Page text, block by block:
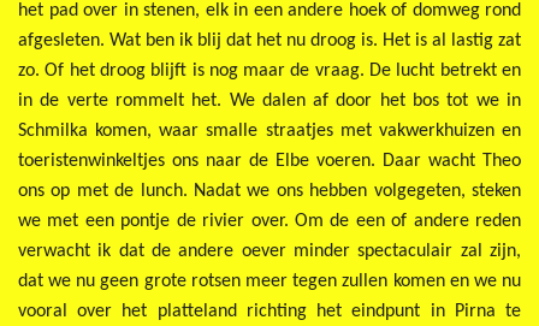
het pad over in stenen, elk in een andere hoek of domweg rond
afgesleten. Wat ben ik blij dat het nu droog is. Het is al lastig zat
zo. Of het droog blijft is nog maar de vraag. De lucht betrekt en
in de verte rommelt het. We dalen af door het bos tot we in
Schmilka komen, waar smalle straatjes met vakwerkhuizen en
toeristenwinkeltjes ons naar de Elbe voeren. Daar wacht Theo
ons op met de lunch. Nadat we ons hebben volgegeten, steken
we met een pontje de rivier over. Om de een of andere reden
verwacht ik dat de andere oever minder spectaculair zal zijn,
dat we nu geen grote rotsen meer tegen zullen komen en we nu
vooral over het platteland richting het eindpunt in Pirna te